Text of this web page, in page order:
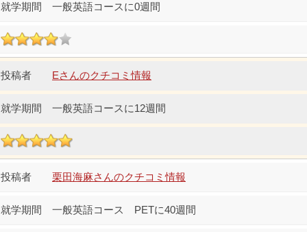
一般英語コースに0週間
Eさんのクチコミ情報
一般英語コースに12週間
栗田海麻さんのクチコミ情報
一般英語コース PETに40週間